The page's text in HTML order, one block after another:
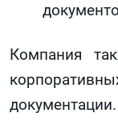
Компания
документации.